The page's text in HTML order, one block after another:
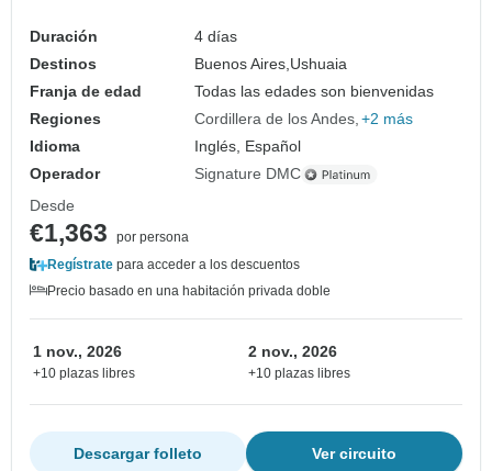
Duración
4 días
Destinos
Buenos Aires,Ushuaia
Franja de edad
Todas las edades son bienvenidas
Regiones
Cordillera de los Andes +2 más
Idioma
Inglés, Español
Operador
Signature DMC
Desde
€1,363
por persona
Regístrate para acceder a los descuentos
Precio basado en una habitación privada doble
1 nov., 2026
+10 plazas libres
2 nov., 2026
+10 plazas libres
Ver circuito
Descargar folleto